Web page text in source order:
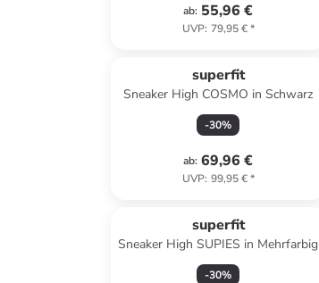
ab: 55,96 €
UVP: 79,95 €*
superfit
Sneaker High COSMO in Schwarz
-30%
ab: 69,96 €
UVP: 99,95 €*
superfit
Sneaker High SUPIES in Mehrfarbig
-30%